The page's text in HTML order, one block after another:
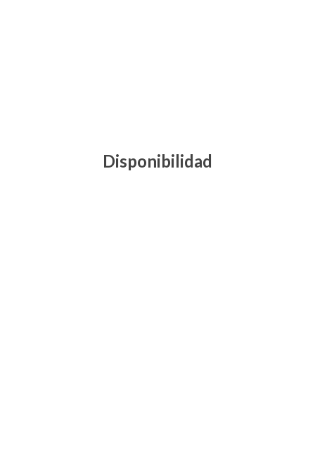
Disponibilidad